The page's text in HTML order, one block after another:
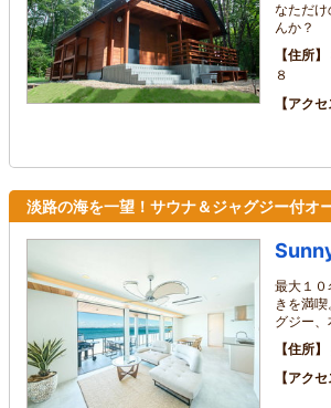
なただ
んか？
住所
８
アクセ
淡路の海を一望！サウナ＆ジャグジー付オ
最大１０
きを満
グジー、
住所
アクセ